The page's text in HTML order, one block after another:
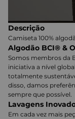
Descrição
Camiseta 100%
Algodão BCI® &
Somos membros da
iniciativa a nível
totalmente
disso, damos
sempre que possível.
Lavagens
Em cada vez mais